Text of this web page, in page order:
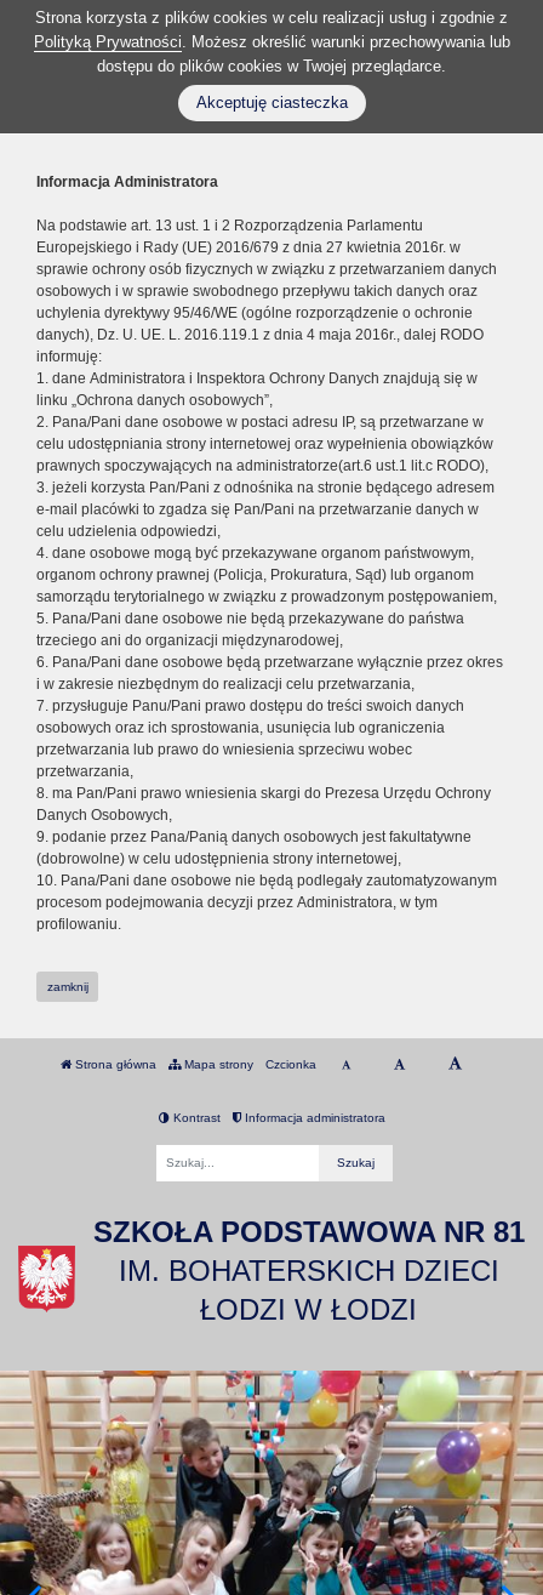
Strona korzysta z plików cookies w celu realizacji usług i zgodnie z
Polityką Prywatności. Możesz określić warunki przechowywania lub
dostępu do plików cookies w Twojej przeglądarce.
Akceptuję ciasteczka
Informacja Administratora
Na podstawie art. 13 ust. 1 i 2 Rozporządzenia Parlamentu
Europejskiego i Rady (UE) 2016/679 z dnia 27 kwietnia 2016r. w
sprawie ochrony osób fizycznych w związku z przetwarzaniem danych
osobowych i w sprawie swobodnego przepływu takich danych oraz
uchylenia dyrektywy 95/46/WE (ogólne rozporządzenie o ochronie
danych), Dz. U. UE. L. 2016.119.1 z dnia 4 maja 2016r., dalej RODO
informuję:
1. dane Administratora i Inspektora Ochrony Danych znajdują się w
linku „Ochrona danych osobowych”,
2. Pana/Pani dane osobowe w postaci adresu IP, są przetwarzane w
celu udostępniania strony internetowej oraz wypełnienia obowiązków
prawnych spoczywających na administratorze(art.6 ust.1 lit.c RODO),
3. jeżeli korzysta Pan/Pani z odnośnika na stronie będącego adresem
e-mail placówki to zgadza się Pan/Pani na przetwarzanie danych w
celu udzielenia odpowiedzi,
4. dane osobowe mogą być przekazywane organom państwowym,
organom ochrony prawnej (Policja, Prokuratura, Sąd) lub organom
samorządu terytorialnego w związku z prowadzonym postępowaniem,
5. Pana/Pani dane osobowe nie będą przekazywane do państwa
trzeciego ani do organizacji międzynarodowej,
6. Pana/Pani dane osobowe będą przetwarzane wyłącznie przez okres
i w zakresie niezbędnym do realizacji celu przetwarzania,
7. przysługuje Panu/Pani prawo dostępu do treści swoich danych
osobowych oraz ich sprostowania, usunięcia lub ograniczenia
przetwarzania lub prawo do wniesienia sprzeciwu wobec
przetwarzania,
8. ma Pan/Pani prawo wniesienia skargi do Prezesa Urzędu Ochrony
Danych Osobowych,
9. podanie przez Pana/Panią danych osobowych jest fakultatywne
(dobrowolne) w celu udostępnienia strony internetowej,
10. Pana/Pani dane osobowe nie będą podlegały zautomatyzowanym
procesom podejmowania decyzji przez Administratora, w tym
profilowaniu.
zamknij
Strona główna Mapa strony Czcionka
Kontrast Informacja administratora
SZKOŁA PODSTAWOWA NR 81
IM. BOHATERSKICH DZIECI
ŁODZI W ŁODZI